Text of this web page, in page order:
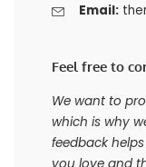
Email:
Feel free to
We want to
which is why
feedback